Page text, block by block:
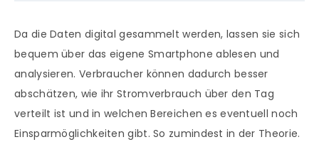
Da die Daten digital gesammelt werden, lassen sie sich
bequem über das eigene Smartphone ablesen und
analysieren. Verbraucher können dadurch besser
abschätzen, wie ihr Stromverbrauch über den Tag
verteilt ist und in welchen Bereichen es eventuell noch
Einsparmöglichkeiten gibt. So zumindest in der Theorie.